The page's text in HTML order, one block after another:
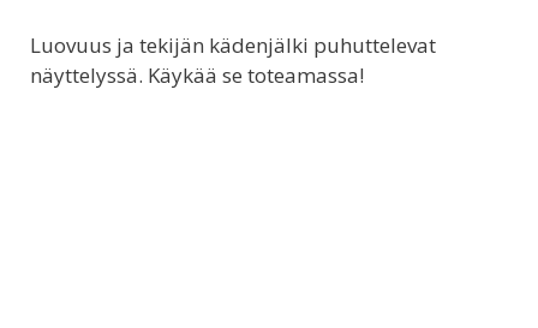
Luovuus ja tekijän kädenjälki puhuttelevat
näyttelyssä. Käykää se toteamassa!